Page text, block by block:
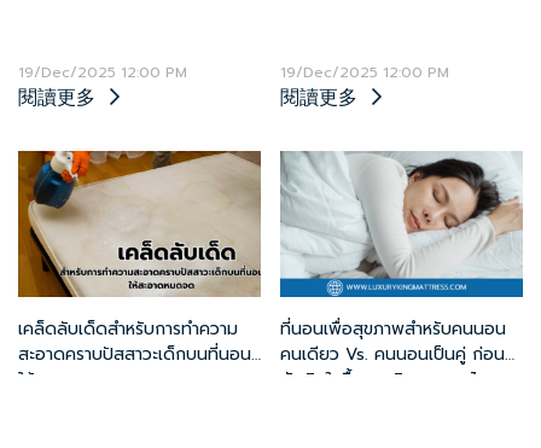
19/Dec/2025 12:00 PM
閱讀更多
19/Dec/2025 12:00 PM
閱讀更多
เคล็ดลับเด็ดสำหรับการทำความ
สะอาดคราบปัสสาวะเด็กบนที่นอน
ให้สะอาดหมดจด
ที่นอนเพื่อสุขภาพสำหรับคนนอน
คนเดียว Vs. คนนอนเป็นคู่ ก่อน
ตัดสินใจซื้อควรพิจารณาอะไร